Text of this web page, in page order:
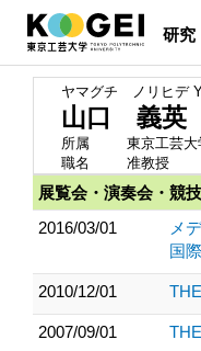
研究
ヤマグチ ノリヒデ
山口 義英
所属
東京工芸
職名
准教授
展覧会・演奏会・競
2016/03/01
メ
国
2010/12/01
2007/09/01